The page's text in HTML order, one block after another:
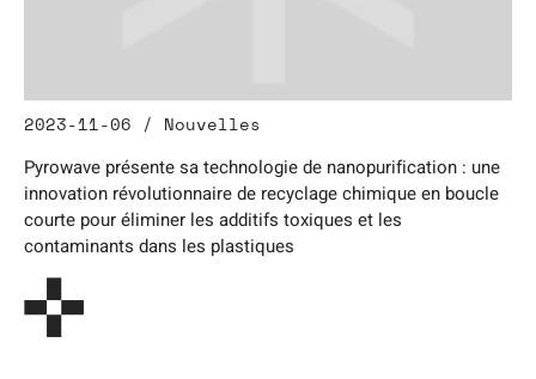
2023-11-06 / Nouvelles
Pyrowave présente sa technologie de nanopurification : une
innovation révolutionnaire de recyclage chimique en boucle
courte pour éliminer les additifs toxiques et les
contaminants dans les plastiques